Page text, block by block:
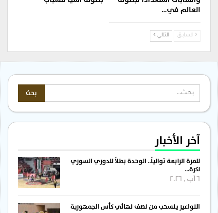
العالم في…
السابق التالي
آخر الأخبار
للمرة الرابعة توالياً.. الوحدة بطلاً للدوري السوري
لكرة…
النواعير ينسحب من نصف نهائي كأس الجمهورية